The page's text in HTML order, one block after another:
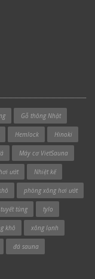
Gỗ thông Nhật
Hemlock Hinoki
Máy cơ VietSauna
ướt Nhiệt kế
phòng xông hơi ướt
tuyết tùng tylo
khô xông lạnh
đá sauna